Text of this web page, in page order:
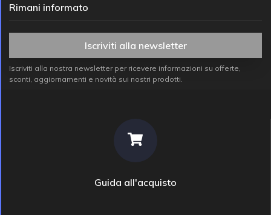
Rimani informato
Iscriviti alla newsletter
Iscriviti alla nostra newsletter per ricevere informazioni su offerte,
sconti, aggiornamenti e novità sui nostri prodotti.
Guida all'acquisto